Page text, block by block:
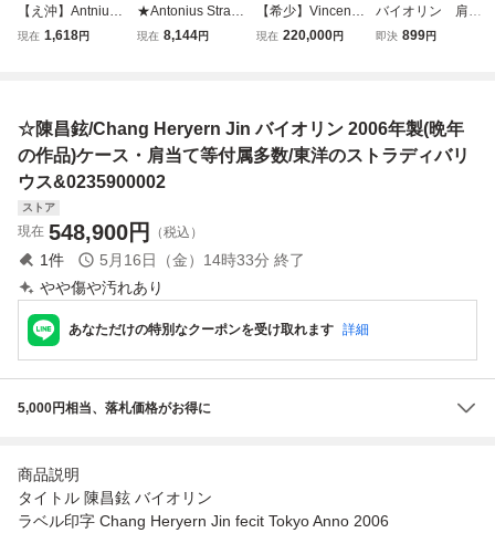
【え沖】Antnius S
tradivarius Cremo
き 現状品 MH355
MRR18
現在 1,618円
★Antonius Stradi
varius 1713 バイ
弦楽器 現状品 管
理O964
現在 8,144円
【希少】Vincent B
ach Mt.Vernon 19
テージトランペッ
ト
現在 220,000円
バイオリン 肩当
て フルサイズ用
即決 899円
☆陳昌鉉/Chang Heryern Jin バイオリン 2006年製(晩年
の作品)ケース・肩当て等付属多数/東洋のストラディバリ
ウス&0235900002
ストア
現在 548,900円 （税込）
1件 5月16日（金）14時33分 終了
やや傷や汚れあり
あなただけの特別なクーポンを受け取れます 詳細
5,000円相当、落札価格がお得に
商品説明
タイトル 陳昌鉉 バイオリン
ラベル印字 Chang Heryern Jin fecit Tokyo Anno 2006